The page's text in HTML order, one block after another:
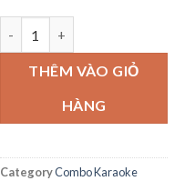
THÊM VÀO GIỎ
HÀNG
CategoryCombo Karaoke